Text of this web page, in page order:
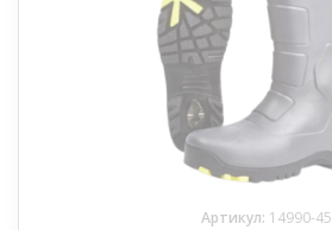
Артикул: 14990-45